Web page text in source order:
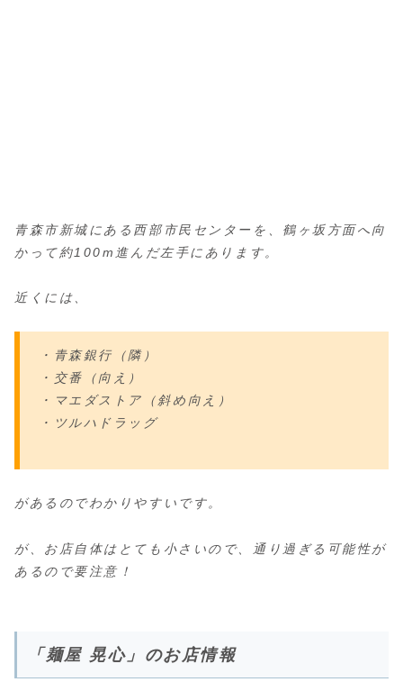
青森市新城にある西部市民センターを、鶴ヶ坂方面へ向
かって約100m進んだ左手にあります。
近くには、
・青森銀行（隣）
・交番（向え）
・マエダストア（斜め向え）
・ツルハドラッグ
があるのでわかりやすいです。
が、お店自体はとても小さいので、通り過ぎる可能性が
あるので要注意！
「麺屋 晃心」のお店情報